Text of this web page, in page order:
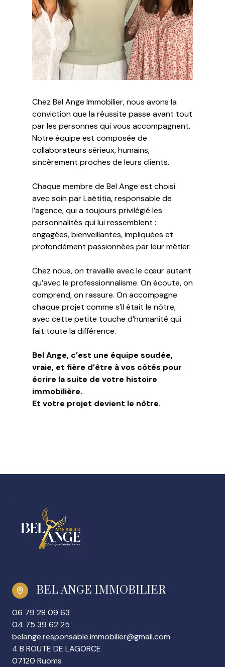
Chez Bel Ange Immobilier, nous avons la
conviction que la réussite passe avant tout
par les personnes qui vous accompagnent.
Notre équipe est composée de
collaborateurs sérieux, humains,
sincèrement proches de leurs clients.
Chaque membre de Bel Ange est choisi
avec soin par Laëtitia, responsable de
l’agence, qui a toujours privilégié les
personnalités qui lui ressemblent :
engagées, bienveillantes, impliquées et
profondément passionnées par leur métier.
Chez nous, on travaille avec le cœur autant
qu’avec le professionnalisme. On écoute, on
comprend, on rassure. On accompagne
chaque projet comme s’il était le nôtre,
avec cette petite touche d’humanité qui
fait toute la différence.
Bel Ange, c’est une équipe soudée,
vraie, et fière d’être à vos côtés pour
écrire la suite de votre histoire
immobilière.
Et votre projet devient le nôtre.
BEL ANGE IMMOBILIER
06 79 28 09 63
04 75 39 62 25
belange.responsable.immobilier@gmail.com
4 B ROUTE DE LAGORCE
07120 Ruoms